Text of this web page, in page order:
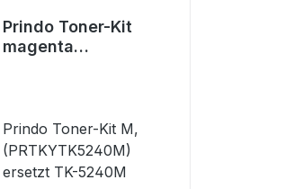
Prindo Toner-Kit
magenta
Prindo Toner-Kit M,
(PRTKYTK5240M)
ersetzt TK-5240M